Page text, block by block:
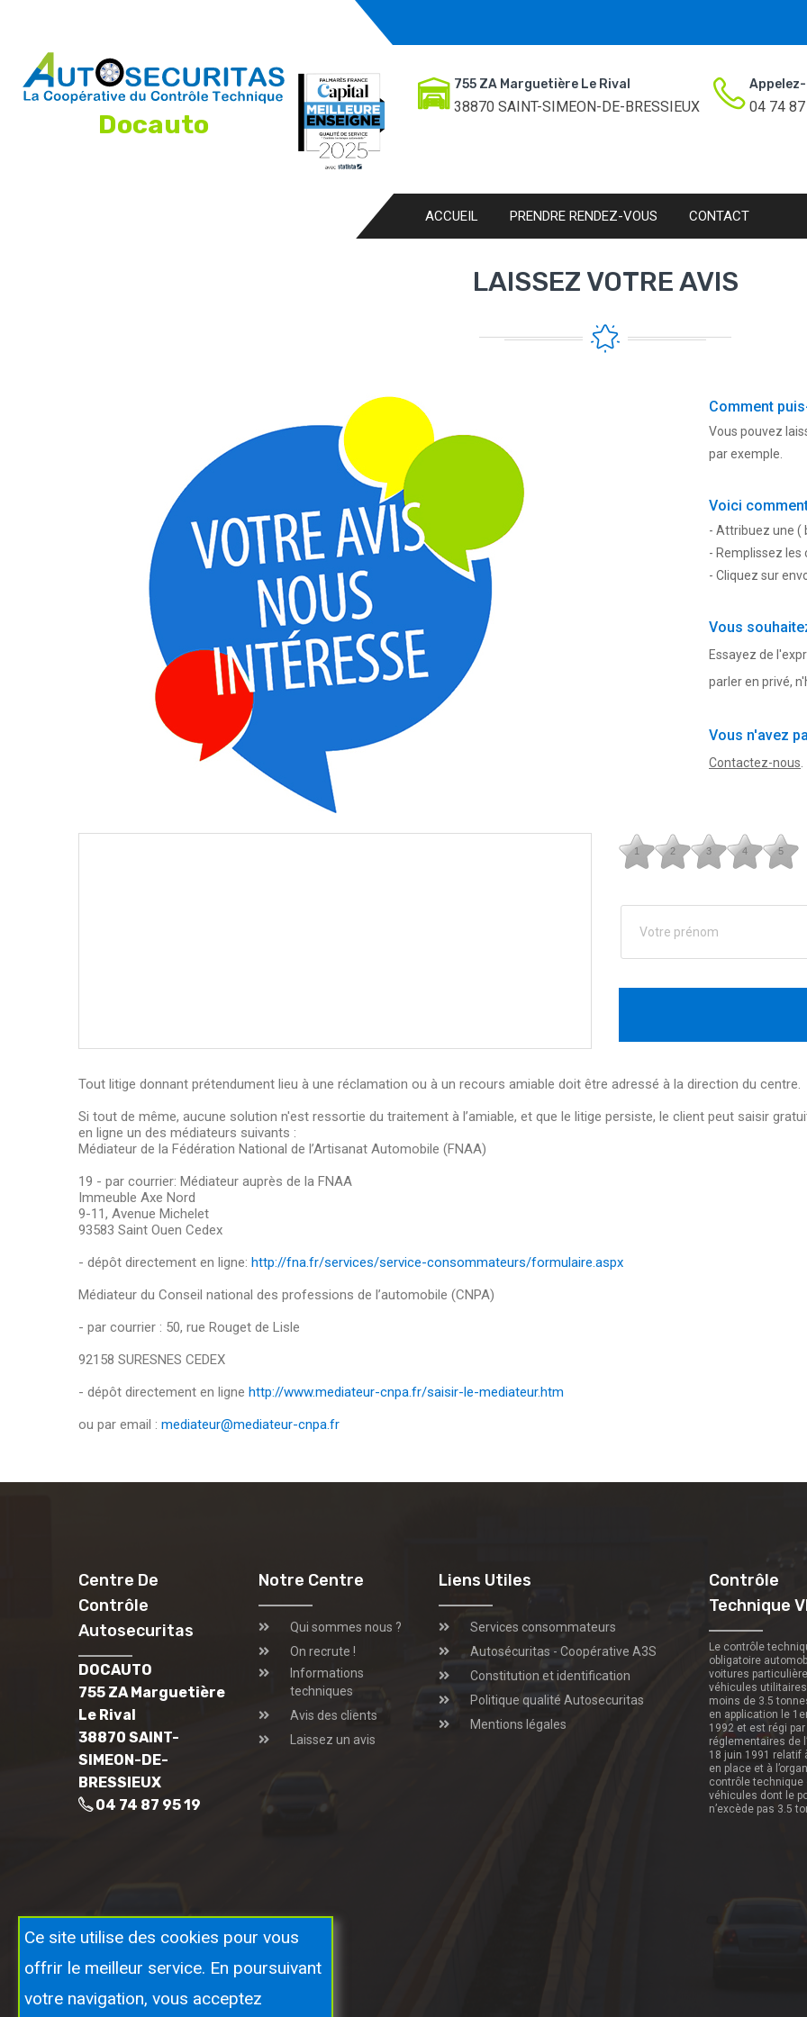
Docauto
755 ZA Marguetière Le Rival
38870 SAINT-SIMEON-DE-BRESSIEUX 04 74
ACCUEIL PRENDRE RENDEZ-VOUS CONTACT
LAISSEZ VOTRE AVIS
Comment
Vous pouvez
par exemple.
Voici
- Attribuez une (
- Remplissez les
- Cliquez sur
Vous
Essayez de
parler en privé,
Vous n'avez
Contactez-nous.
1 2 3 4 5
Tout litige donnant prétendument lieu à une réclamation ou à un recours amiable doit être adressé à la direction du centre.
Si tout de même, aucune solution n'est ressortie du traitement à l’amiable, et que le litige persiste, le client peut saisir
en ligne un des médiateurs suivants :
Médiateur de la Fédération National de l’Artisanat Automobile (FNAA)
19 - par courrier: Médiateur auprès de la FNAA
Immeuble Axe Nord
9-11, Avenue Michelet
93583 Saint Ouen Cedex
- dépôt directement en ligne: http://fna.fr/services/service-consommateurs/formulaire.aspx
Médiateur du Conseil national des professions de l’automobile (CNPA)
- par courrier : 50, rue Rouget de Lisle
92158 SURESNES CEDEX
- dépôt directement en ligne http://www.mediateur-cnpa.fr/saisir-le-mediateur.htm
ou par email : mediateur@mediateur-cnpa.fr
Centre De
Contrôle
Autosecuritas
DOCAUTO
755 ZA Marguetière
Le Rival
38870 SAINT-
SIMEON-DE-
BRESSIEUX
04 74 87 95 19
Notre Centre
Qui sommes nous ?
On recrute !
Informations
techniques
Avis des clients
Laissez un avis
Liens Utiles
Services consommateurs
Autosécuritas - Coopérative A3S
Constitution et identification
Politique qualité Autosecuritas
Mentions légales
Contrôle
Technique
Le contrôle
obligatoire
voitures
véhicules
moins de 3.5
en application le
1992 et est régi
réglementaires de
18 juin 1991 relatif
en place et à
contrôle technique
véhicules dont le
n’excède pas 3.5
Ce site utilise des cookies pour vous
offrir le meilleur service. En poursuivant
votre navigation, vous acceptez